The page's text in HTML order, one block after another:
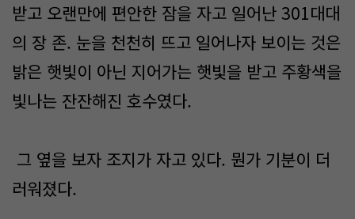
받고 오랜만에 편안한 잠을 자고 일어난 301대대
의 장 존. 눈을 천천히 뜨고 일어나자 보이는 것은
밝은 햇빛이 아닌 지어가는 햇빛을 받고 주황색을
빛나는 잔잔해진 호수였다.
그 옆을 보자 조지가 자고 있다. 뭔가 기분이 더
러워졌다.